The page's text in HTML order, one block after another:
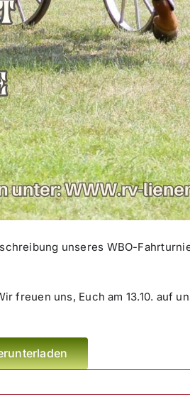
unseres WBO-
freuen uns, Euch am 13.10. auf